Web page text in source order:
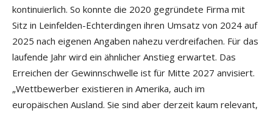
kontinuierlich. So konnte die 2020 gegründete Firma mit
Sitz in Leinfelden-Echterdingen ihren Umsatz von 2024 auf
2025 nach eigenen Angaben nahezu verdreifachen. Für das
laufende Jahr wird ein ähnlicher Anstieg erwartet. Das
Erreichen der Gewinnschwelle ist für Mitte 2027 anvisiert.
„Wettbewerber existieren in Amerika, auch im
europäischen Ausland. Sie sind aber derzeit kaum relevant,